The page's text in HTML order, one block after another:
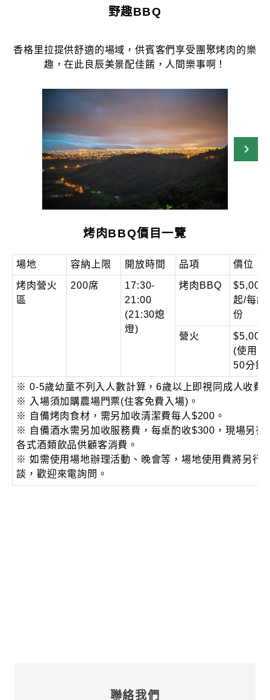
野趣BBQ
香格里拉提供舒適的場域，供賓客們享受團聚烤肉的樂
趣，在此良辰美景配佳餚，人間樂事啊！
烤肉BBQ價目一覽
場地 容納上限 開放時間 品項 價位
烤肉營火
區
200席
17:30-
21:00
(21:30熄
燈)
烤肉BBQ
起/每組
份
營火
(使用約
50分鐘)
※ 0-5歲幼童不列入人數計算，6歲以上即視同成人收費
※ 入場須加購農場門票(住客免費入場)。
※ 自備烤肉食材，需另加收清潔費每人$200。
※ 自備酒水需另加收服務費，每桌酌收$300，現場另有
各式酒類飲品供顧客消費。
※ 如需使用場地辦理活動、晚會等，場地使用費將另行
談，歡迎來電詢問。
聯絡我們